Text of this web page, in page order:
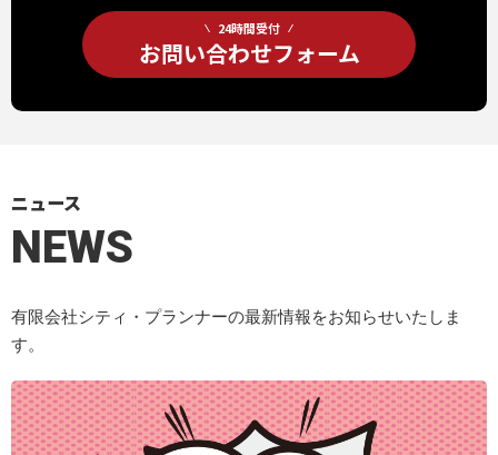
24時間受付
お問い合わせフォーム
ニュース
NEWS
有限会社シティ・プランナーの最新情報をお知らせいたしま
す。